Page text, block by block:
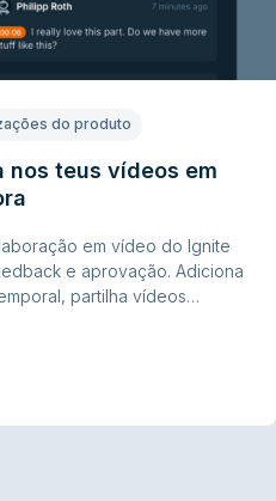
do produto
nos teus vídeos em
em vídeo do Ignite
e aprovação. Adiciona
partilha vídeos
Perfeita para equipas,
otimizar os seus fluxos